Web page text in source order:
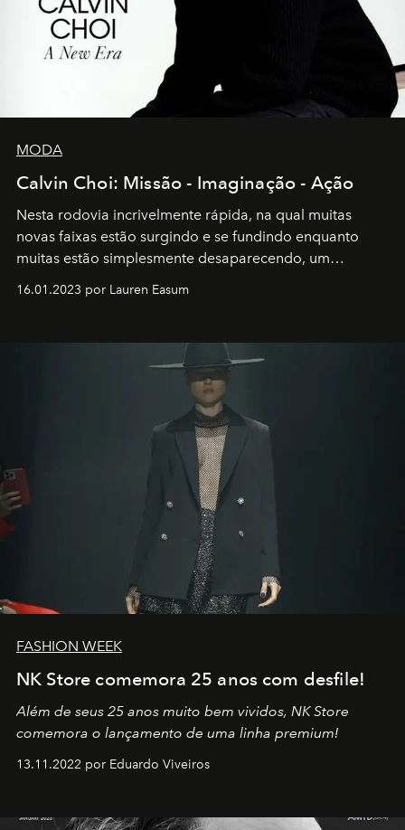
MODA
Calvin Choi: Missão - Imaginação - Ação
Nesta rodovia incrivelmente rápida, na qual muitas
novas faixas estão surgindo e se fundindo enquanto
muitas estão simplesmente desaparecendo, um
transportador AMTD abrindo caminho para muitos
por propósitos, com um claro senso de missão na vida e
16.01.2023 por Lauren Easum
FASHION WEEK
NK Store comemora 25 anos com desfile!
Além de seus 25 anos muito bem vividos, NK Store
comemora o lançamento de uma linha premium!
13.11.2022 por Eduardo Viveiros